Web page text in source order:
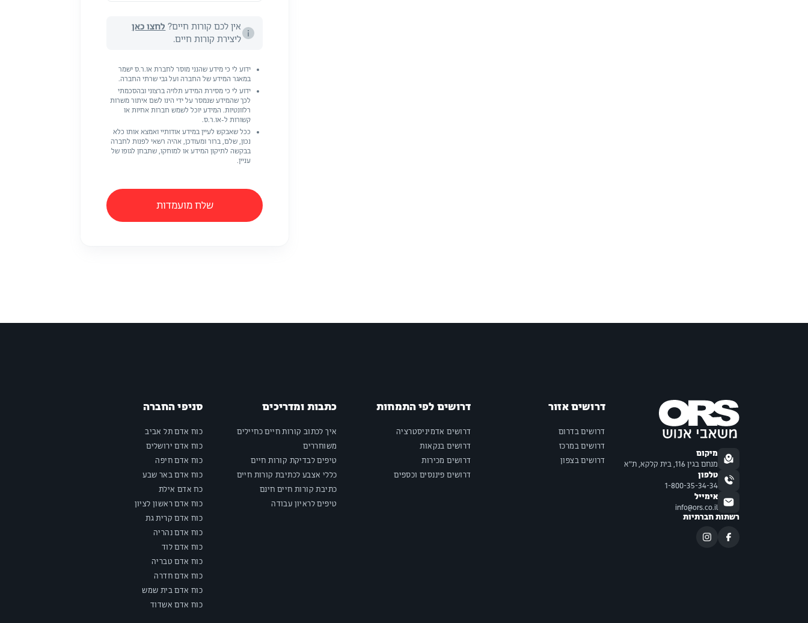
אין לכם קורות חיים? לחצו כאן
ליצירת קורות חיים.
ידוע לי כי מידע שהנני מוסר לחברת או.ר.ס ישמר
במאגר המידע של החברה ועל גבי שרתי החברה.
ידוע לי כי מסירת המידע תלויה ברצוני ובהסכמתי
לכך שהמידע שנמסר על ידי הינו לשם איתור משרות
רלוונטיות. המידע יוכל לשמש חברות אחיות או
קשורות ל-או.ר.ס.
ככל שאבקש לעיין במידע אודותיי ואמצא אותו כלא
נכון, שלם, ברור ומעודכן, אהיה רשאי לפנות לחברה
בבקשה לתיקון המידע או למוחקו, שתבחן לגופו של
עניין.
שלח מועמדות
מיקום
מנחם בגין 116, בית קלקא, ת"א
טלפון
1-800-35-34-34
אימייל
info@ors.co.il
רשתות חברתיות
דרושים אזור
דרושים בדרום
דרושים במרכז
דרושים בצפון
דרושים לפי התמחות
דרושים אדמיניסטרציה
דרושים בנקאות
דרושים מכירות
דרושים פיננסים וכספים
כתבות ומדריכים
איך לכתוב קורות חיים כחיילים
משוחררים
טיפים לבדיקת קורות חיים
כללי אצבע לכתיבת קורות חיים
כתיבת קורות חיים חינם
טיפים לראיון עבודה
סניפי החברה
כוח אדם תל אביב
כוח אדם ירושלים
כוח אדם חיפה
כוח אדם באר שבע
כח אדם אילת
כוח אדם ראשון לציון
כוח אדם קרית גת
כוח אדם נהריה
כוח אדם לוד
כוח אדם טבריה
כוח אדם חדרה
כוח אדם בית שמש
כוח אדם אשדוד